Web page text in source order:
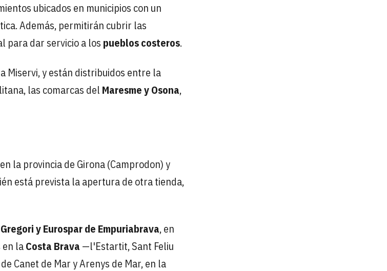
ubicados en municipios con un
Además, permitirán cubrir las
para dar servicio a los pueblos costeros.
Miservi, y están distribuidos entre la
las comarcas del Maresme y Osona,
la provincia de Girona (Camprodon) y
está prevista la apertura de otra tienda,
y Eurospar de Empuriabrava, en
en laCosta Brava —l'Estartit, Sant Feliu
Canet de Mar y Arenys de Mar, en la